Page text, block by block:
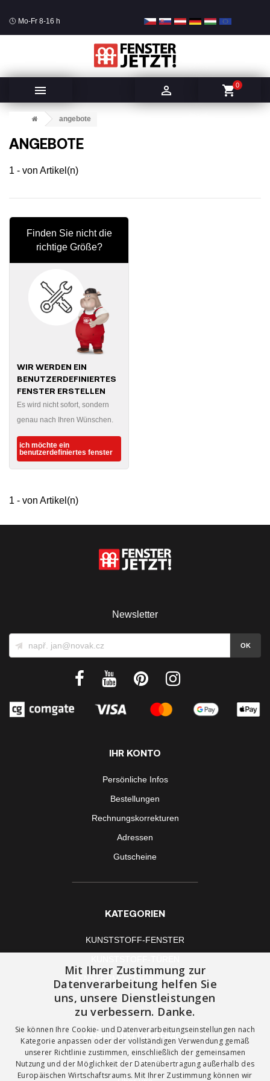
Mo-Fr 8-16 h
  shopping_cart0
angebote
ANGEBOTE
1 - von Artikel(n)
Finden Sie nicht die
richtige Größe?
WIR WERDEN EIN
BENUTZERDEFINIERTES
FENSTER ERSTELLEN
Es wird nicht sofort, sondern
genau nach Ihren Wünschen.
ich möchte ein
benutzerdefiniertes fenster
1 - von Artikel(n)
Newsletter
IHR KONTO
Persönliche Infos
Bestellungen
Rechnungskorrekturen
Adressen
Gutscheine
KATEGORIEN
KUNSTSTOFF-FENSTER
FENSTERMONTAGE ZUBEHÖR
UNSER UNTERNEHMEN
Allgemeine Geschäftsbedingungen
Mit Ihrer Zustimmung zur
Datenverarbeitung helfen Sie
uns, unsere Dienstleistungen
zu verbessern. Danke.
Sie können Ihre Cookie- und Datenverarbeitungseinstellungen nach
Kategorie anpassen oder der vollständigen Verwendung gemäß
unserer Richtlinie zustimmen, einschließlich der gemeinsamen
Nutzung und der Möglichkeit der Datenübertragung außerhalb des
Europäischen Wirtschaftsraums. Mit Ihrer Zustimmung können wir